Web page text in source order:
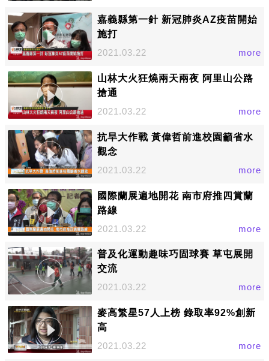
嘉義縣第一針 新冠肺炎AZ疫苗開始
施打
2021.03.22
more
山林大火狂燒兩天兩夜 阿里山公路
搶通
2021.03.22
more
抗旱大作戰 黃偉哲前進校園籲省水
觀念
2021.03.22
more
國際蘭展遍地開花 南市府推四賞蘭
路線
2021.03.22
more
普及化運動趣味巧固球賽 草屯展開
交流
2021.03.22
more
麥高繁星57人上榜 錄取率92%創新
高
2021.03.22
more